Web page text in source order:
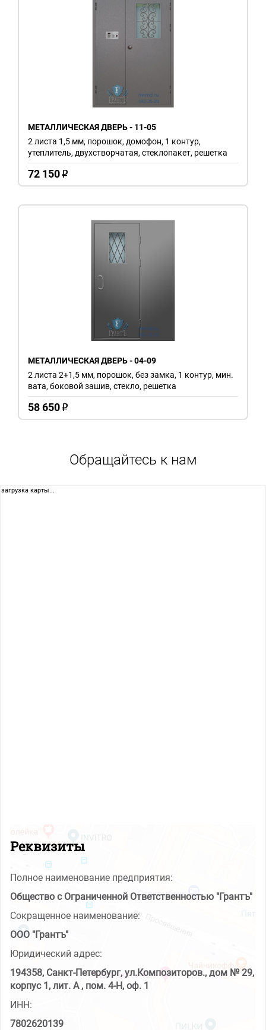
МЕТАЛЛИЧЕСКАЯ ДВЕРЬ - 11-05
72 150 o
2 листа 1,5 мм, порошок, домофон, 1 контур,
утеплитель, двухстворчатая, стеклопакет, решетка
МЕТАЛЛИЧЕСКАЯ ДВЕРЬ - 04-09
58 650 o
2 листа 2+1,5 мм, порошок, без замка, 1 контур, мин.
вата, боковой зашив, стекло, решетка
Обращайтесь к нам
загрузка карты...
Реквизиты
Полное наименование предприятия:
Общество с Ограниченной Ответственностью "Грантъ"
Сокращенное наименование:
ООО "Грантъ"
Юридический адрес:
194358, Санкт-Петербург, ул.Композиторов., дом № 29,
корпус 1, лит. А , пом. 4-Н, оф. 1
ИНН:
7802620139